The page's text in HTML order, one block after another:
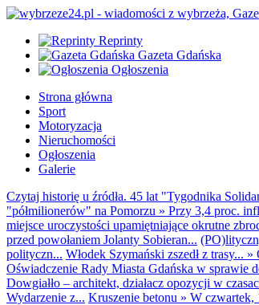
Reprinty
Gazeta Gdańska
Ogłoszenia
Strona główna
Sport
Motoryzacja
Nieruchomości
Ogłoszenia
Galerie
Czytaj historię u źródła. 45 lat "Tygodnika
"półmilionerów" na Pomorzu » Przy 3,4 proc.
miejsce uroczystości upamiętniające okrutne
przed powołaniem Jolanty Sobieran...
polityczn... Włodek Szymański zszedł z trasy... »
Oświadczenie Rady Miasta Gdańska w sprawie
Dowgiałło – architekt, działacz opozycji w
Wydarzenie z... Kruszenie betonu » W czwartek,